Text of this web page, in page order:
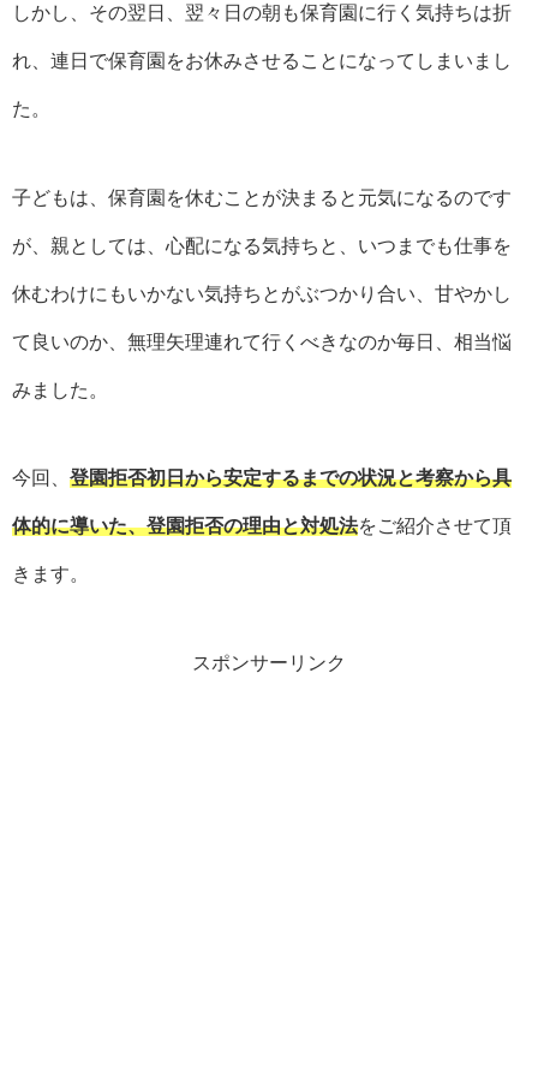
しかし、その翌日、翌々日の朝も保育園に行く気持ちは折
れ、連日で保育園をお休みさせることになってしまいまし
た。
子どもは、保育園を休むことが決まると元気になるのです
が、親としては、心配になる気持ちと、いつまでも仕事を
休むわけにもいかない気持ちとがぶつかり合い、甘やかし
て良いのか、無理矢理連れて行くべきなのか毎日、相当悩
みました。
今回、 登園拒否初日から安定するまでの状況と考察から具
体的に導いた、登園拒否の理由と対処法をご紹介させて頂
きます。
スポンサーリンク